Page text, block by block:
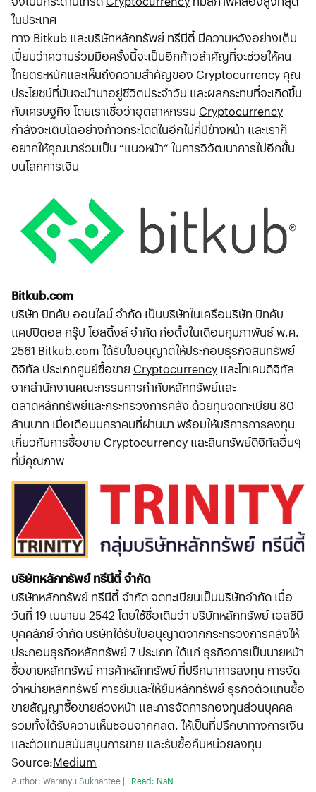
ในประเทศ
ทาง Bitkub และบริษัทหลักทรัพย์ ทรีนีตี้ มีความหวังอย่างเต็ม
เปี่ยมว่าความร่วมมือครั้งนี้จะเป็นอีกก้าวสำคัญที่จะช่วยให้คน
ไทยตระหนักและเห็นถึงความสำคัญของ Cryptocurrency คุณ
ประโยชน์ที่มันจะนำมาอยู่ชีวิตประจำวัน และผลกระทบที่จะเกิดขึ้น
กับเศรษฐกิจ โดยเราเชื่อว่าอุตสาหกรรม Cryptocurrency
กำลังจะเติบโตอย่างก้าวกระโดดในอีกไม่กี่ปีข้างหน้า และเราก็
อยากให้คุณมาร่วมเป็น “แนวหน้า” ในการวิวัฒนาการไปอีกขั้น
บนโลกการเงิน
Bitkub.com
บริษัท บิทคับ ออนไลน์ จำกัด เป็นบริษัทในเครือบริษัท บิทคับ
แคปปิตอล กรุ๊ป โฮลดิ้งส์ จำกัด ก่อตั้งในเดือนกุมภาพันธ์ พ.ศ.
2561 Bitkub.com ได้รับใบอนุญาตให้ประกอบธุรกิจสินทรัพย์
ดิจิทัล ประเภทศูนย์ซื้อขาย Cryptocurrency และโทเคนดิจิทัล
จากสำนักงานคณะกรรมการกำกับหลักทรัพย์และ
ตลาดหลักทรัพย์และกระทรวงการคลัง ด้วยทุนจดทะเบียน 80
ล้านบาท เมื่อเดือนมกราคมที่ผ่านมา พร้อมให้บริการการลงทุน
เกี่ยวกับการซื้อขาย Cryptocurrency และสินทรัพย์ดิจิทัลอื่นๆ
ที่มีคุณภาพ
บริษัทหลักทรัพย์ ทรีนีตี้ จำกัด
บริษัทหลักทรัพย์ ทรีนีตี้ จำกัด จดทะเบียนเป็นบริษัทจำกัด เมื่อ
วันที่ 19 เมษายน 2542 โดยใช้ชื่อเดิมว่า บริษัทหลักทรัพย์ เอสซีบี
บุคคลัภย์ จำกัด บริษัทได้รับใบอนุญาตจากกระทรวงการคลังให้
ประกอบธุรกิจหลักทรัพย์ 7 ประเภท ได้แก่ ธุรกิจการเป็นนายหน้า
ซื้อขายหลักทรัพย์ การค้าหลักทรัพย์ ที่ปรึกษาการลงทุน การจัด
จำหน่ายหลักทรัพย์ การยืมและให้ยืมหลักทรัพย์ ธุรกิจตัวแทนซื้อ
ขายสัญญาซื้อขายล่วงหน้า และการจัดการกองทุนส่วนบุคคล
รวมทั้งได้รับความเห็นชอบจากกลต. ให้เป็นที่ปรึกษาทางการเงิน
และตัวแทนสนับสนุนการขาย และรับซื้อคืนหน่วยลงทุน
Source:Medium
Author: Waranyu Suknantee | | Read: NaN